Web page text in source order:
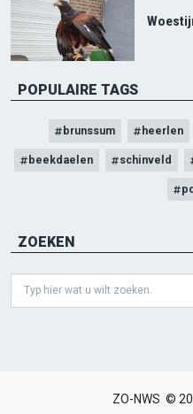
POPULAIRE TAGS
brunssum heerlen
beekdaelen schinveld
ZOEKEN
ZO-NWS ©